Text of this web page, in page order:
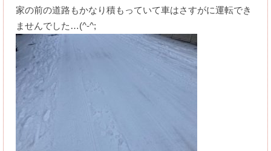
家の前の道路もかなり積もっていて車はさすがに運転でき
ませんでした…(^-^;